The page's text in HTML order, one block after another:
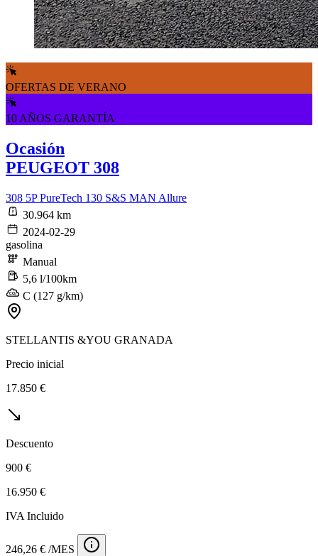
OFERTAS DE VERANO
10 AÑOS GARANTÍA
Ocasión
PEUGEOT 308
308 5P PureTech 130 S&S MAN Allure
30.964 km
2024-02-29
gasolina
Manual
5,6 l/100km
C (127 g/km)
STELLANTIS &YOU GRANADA
Precio inicial
17.850 €
Descuento
900 €
16.950 €
IVA Incluido
246,26 € /MES